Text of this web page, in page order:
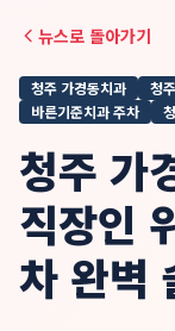
뉴스로 돌아가기
청주 가경동치과 청
바른기준치과 주차
청주 가
직장인
차 완벽